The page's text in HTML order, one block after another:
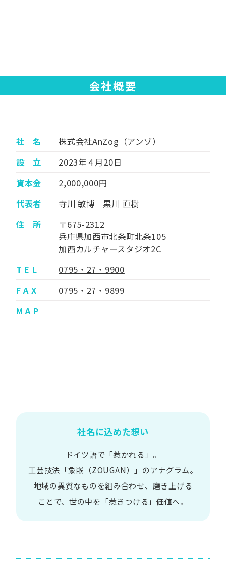
会社概要
社 名
株式会社AnZog（アンゾ）
設 立
2023年４月20日
資本金
2,000,000円
代表者
寺川 敏博 黒川 直樹
住 所
〒675-2312
兵庫県加西市北条町北条105
加西カルチャースタジオ2C
T E L
0795・27・9900
F A X
0795・27・9899
M A P
社名に込めた想い
ドイツ語で​「惹かれる」。
工芸技法​「象嵌​（ZOUGAN）」の​アナグラム。
地域の​異質な​ものを​組み合わせ、 磨き上げる​
ことで、 世の​中を​「惹きつける」価値へ。​